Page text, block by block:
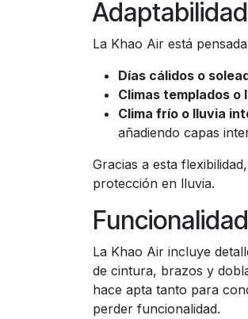
La Khao Air está
Días cálidos o
Climas templados o
Clima frío o lluvia
añadiendo capas
Gracias a esta
protección en lluvia.
La Khao Air incluye
de cintura, brazos y
hace apta tanto para
perder funcionalidad.